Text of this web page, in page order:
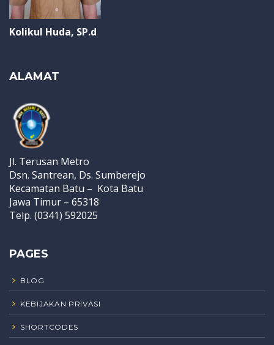
Kolikul Huda, SP.d
ALAMAT
Jl. Terusan Metro
Dsn. Santrean, Ds. Sumberejo
Kecamatan Batu – Kota Batu
Jawa Timur – 65318
Telp. (0341) 592025
PAGES
BLOG
KEBIJAKAN PRIVASI
SHORTCODES